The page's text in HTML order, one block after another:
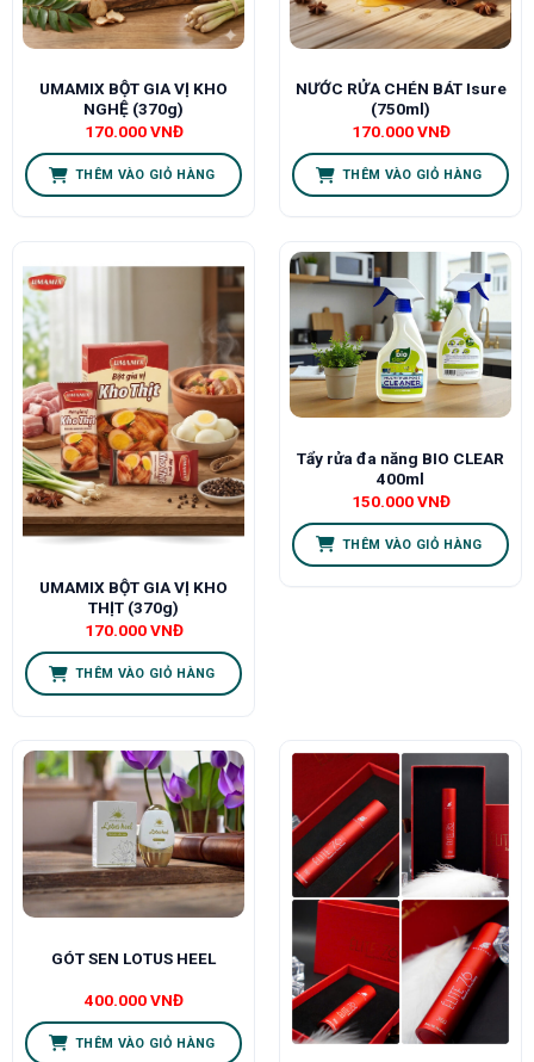
UMAMIX BỘT GIA VỊ KHO
NGHỆ (370g)
170.000VNĐ
THÊM VÀO GIỎ HÀNG
NƯỚC RỬA CHÉN BÁT Isure
(750ml)
170.000VNĐ
THÊM VÀO GIỎ HÀNG
UMAMIX BỘT GIA VỊ KHO
THỊT (370g)
170.000VNĐ
THÊM VÀO GIỎ HÀNG
Tẩy rửa đa năng BIO CLEAR
400ml
150.000VNĐ
THÊM VÀO GIỎ HÀNG
GÓT SEN LOTUS HEEL
400.000VNĐ
THÊM VÀO GIỎ HÀNG